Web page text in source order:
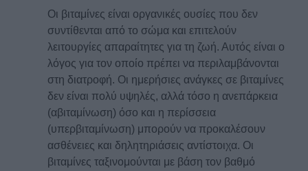
Οι βιταμίνες είναι οργανικές ουσίες που δεν
συντίθενται από το σώμα και επιτελούν
λειτουργίες απαραίτητες για τη ζωή. Αυτός είναι ο
λόγος για τον οποίο πρέπει να περιλαμβάνονται
στη διατροφή. Οι ημερήσιες ανάγκες σε βιταμίνες
δεν είναι πολύ υψηλές, αλλά τόσο η ανεπάρκεια
(αβιταμίνωση) όσο και η περίσσεια
(υπερβιταμίνωση) μπορούν να προκαλέσουν
ασθένειες και δηλητηριάσεις αντίστοιχα. Οι
βιταμίνες ταξινομούνται με βάση τον βαθμό